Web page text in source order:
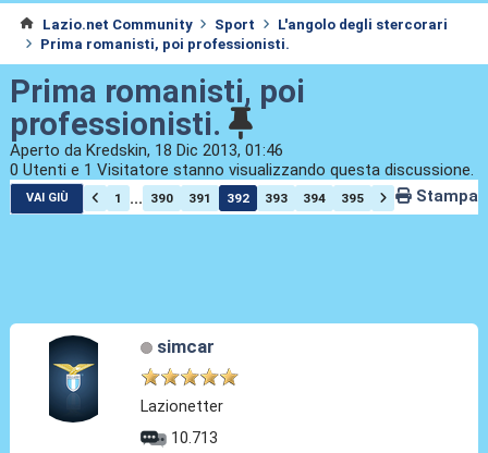
Lazio.net Community Sport
L'angolo degli stercorari
Prima romanisti, poi professionisti.
Prima romanisti, poi
professionisti.
Aperto da Kredskin, 18 Dic 2013, 01:46
0 Utenti e 1 Visitatore stanno visualizzando questa discussione.
VAI GIÙ 1 ... 390 391 392 393 394 395 Stampa
simcar
Lazionetter
10.713